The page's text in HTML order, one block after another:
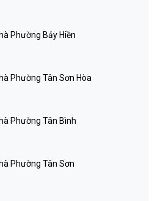
Phường Bảy Hiền
Phường Tân Sơn Hòa
Phường Tân Bình
Phường Tân Sơn